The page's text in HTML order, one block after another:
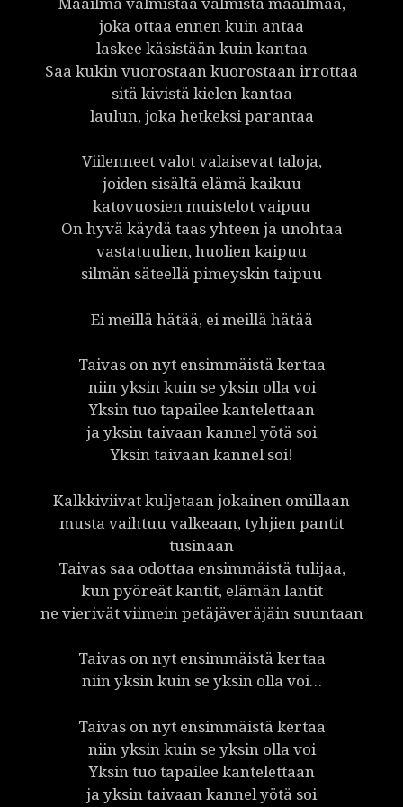
joka ottaa ennen kuin antaa
laskee käsistään kuin kantaa
Saa kukin vuorostaan kuorostaan irrottaa
sitä kivistä kielen kantaa
laulun, joka hetkeksi parantaa
Viilenneet valot valaisevat taloja,
joiden sisältä elämä kaikuu
katovuosien muistelot vaipuu
On hyvä käydä taas yhteen ja unohtaa
vastatuulien, huolien kaipuu
silmän säteellä pimeyskin taipuu
Ei meillä hätää, ei meillä hätää
Taivas on nyt ensimmäistä kertaa
niin yksin kuin se yksin olla voi
Yksin tuo tapailee kantelettaan
ja yksin taivaan kannel yötä soi
Yksin taivaan kannel soi!
Kalkkiviivat kuljetaan jokainen omillaan
musta vaihtuu valkeaan, tyhjien pantit
tusinaan
Taivas saa odottaa ensimmäistä tulijaa,
kun pyöreät kantit, elämän lantit
ne vierivät viimein petäjäveräjäin suuntaan
Taivas on nyt ensimmäistä kertaa
niin yksin kuin se yksin olla voi…
Taivas on nyt ensimmäistä kertaa
niin yksin kuin se yksin olla voi
Yksin tuo tapailee kantelettaan
ja yksin taivaan kannel yötä soi